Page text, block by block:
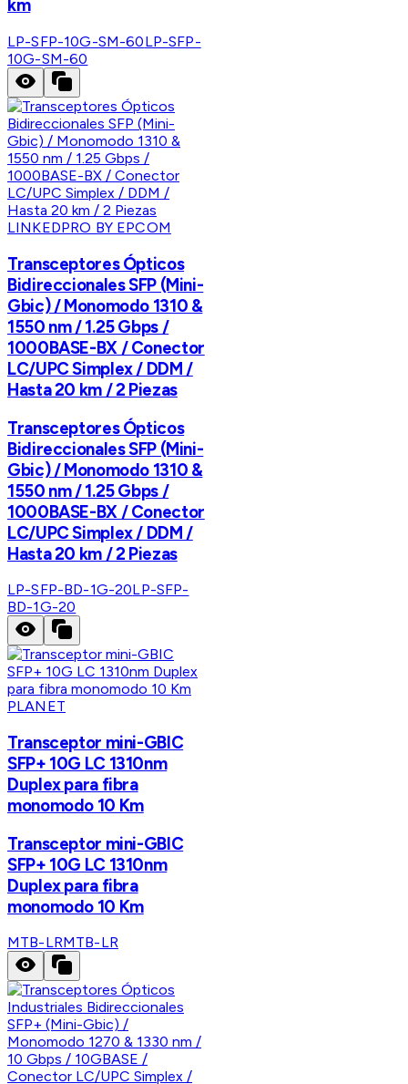
km
LP-SFP-10G-SM-60LP-SFP-
10G-SM-60
LINKEDPRO BY EPCOM
Transceptores Ópticos
Bidireccionales SFP (Mini-
Gbic) / Monomodo 1310 &
1550 nm / 1.25 Gbps /
1000BASE-BX / Conector
LC/UPC Simplex / DDM /
Hasta 20 km / 2 Piezas
Transceptores Ópticos
Bidireccionales SFP (Mini-
Gbic) / Monomodo 1310 &
1550 nm / 1.25 Gbps /
1000BASE-BX / Conector
LC/UPC Simplex / DDM /
Hasta 20 km / 2 Piezas
LP-SFP-BD-1G-20LP-SFP-
BD-1G-20
PLANET
Transceptor mini-GBIC
SFP+ 10G LC 1310nm
Duplex para fibra
monomodo 10 Km
Transceptor mini-GBIC
SFP+ 10G LC 1310nm
Duplex para fibra
monomodo 10 Km
MTB-LRMTB-LR